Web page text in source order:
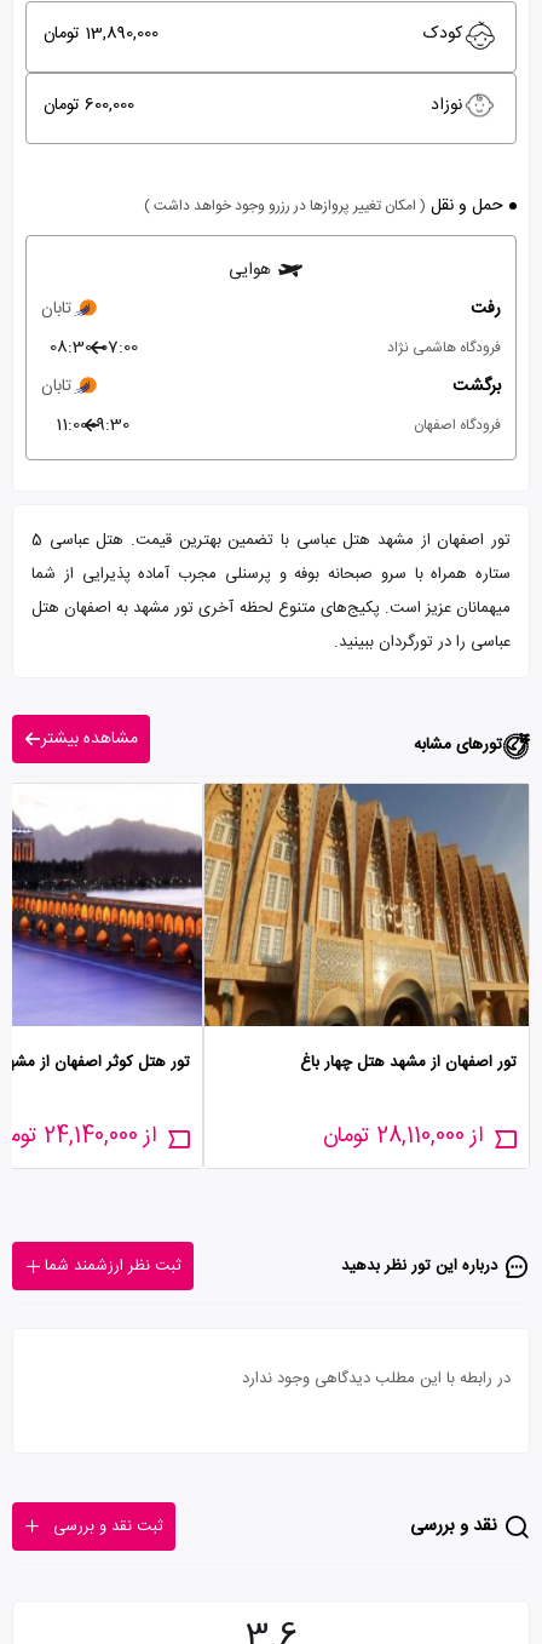
کودک 13,890,000 تومان
نوزاد 600,000 تومان
حمل و نقل ( امکان تغییر پروازها در رزرو وجود خواهد داشت )
هوایی
رفت
تابان
فرودگاه هاشمی نژاد 07:00
08:30
برگشت
تابان
فرودگاه اصفهان 09:30
11:00
تور اصفهان از مشهد هتل عباسی با تضمین بهترین قیمت. هتل عباسی 5
ستاره همراه با سرو صبحانه بوفه و پرسنلی مجرب آماده پذیرایی از شما
میهمانان عزیز است. پکیج‌های متنوع لحظه آخری تور مشهد به اصفهان هتل
عباسی را در تورگردان ببینید.
تورهای مشابه مشاهده بیشتر
تور اصفهان از مشهد هتل چهار باغ
از 28,110,000 تومان
تور هتل کوثر اصفهان از مشهد
از 24,140,000 تومان
درباره این تور‌ نظر بدهید ثبت نظر ارزشمند شما
در رابطه با این مطلب دیدگاهی وجود ندارد
نقد و بررسی ثبت نقد و بررسی